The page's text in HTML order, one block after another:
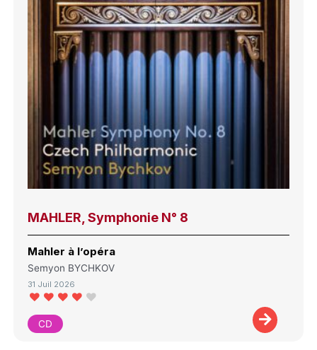
MAHLER, Symphonie N° 8
Mahler à l’opéra
Semyon BYCHKOV
31 Juil 2026
CD